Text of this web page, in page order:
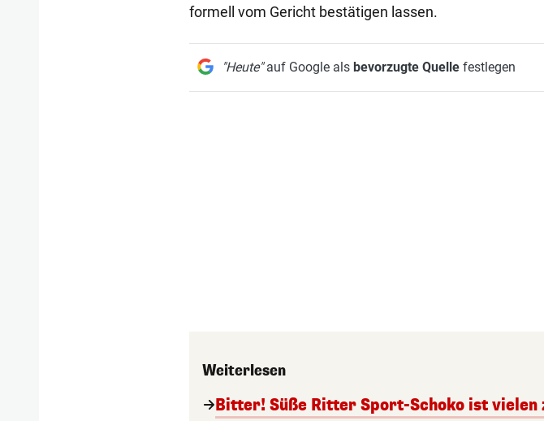
formell vom Gericht bestätigen lassen.
"Heute"auf Google als bevorzugte Quellefestlegen
Weiterlesen
Bitter! Süße Ritter Sport-Schoko ist vielen